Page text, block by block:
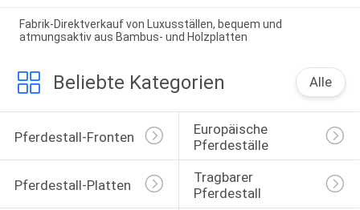
Fabrik-Direktverkauf von Luxusställen, bequem und
atmungsaktiv aus Bambus- und Holzplatten
Beliebte Kategorien Alle
Pferdestall-Fronten
Europäische
Pferdeställe
Pferdestall-Platten
Tragbarer
Pferdestall